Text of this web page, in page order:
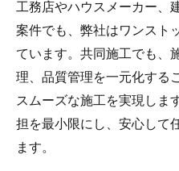
工務店やハウスメーカー、
案件でも、弊社はワンスト
ています。共同施工でも、
理、品質管理を一元化する
スムーズな施工を実現しま
担を最小限にし、安心して
ます。